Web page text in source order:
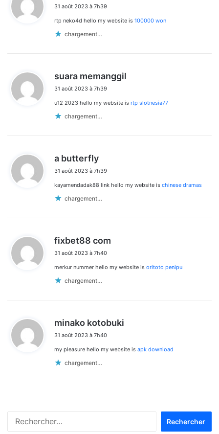
t
31 août 2023 à 7h39
rtp neko4d hello my website is 100000 won
chargement…
suara memanggil
31 août 2023 à 7h39
u12 2023 hello my website is rtp slotnesia77
chargement…
a butterfly
t
31 août 2023 à 7h39
kayamendadak88 link hello my website is chinese dramas
chargement…
fixbet88 com
31 août 2023 à 7h40
merkur nummer hello my website is oritoto penipu
chargement…
minako kotobuki
31 août 2023 à 7h40
my pleasure hello my website is apk download
chargement…